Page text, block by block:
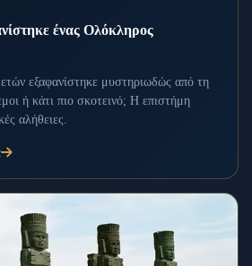
ένας Ολόκληρος
εξαφανίστηκε μυστηριωδώς από τη
ή κάτι πιο σκοτεινό; Η επιστήμη
αλήθειες.